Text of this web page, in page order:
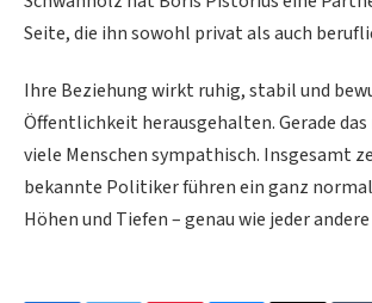
Seite, die ihn sowohl privat als auch
Ihre Beziehung wirkt ruhig, stabil und
Öffentlichkeit herausgehalten. Gerade
viele Menschen sympathisch. Insgesamt
bekannte Politiker führen ein ganz
Höhen und Tiefen – genau wie jeder andere